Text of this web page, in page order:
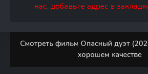
нас, добавьте адрес в
Смотреть фильм Опасный дуэт
хорошем качестве